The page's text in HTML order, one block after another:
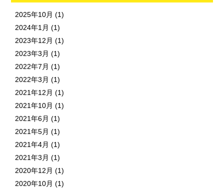
2025年10月 (1)
2024年1月 (1)
2023年12月 (1)
2023年3月 (1)
2022年7月 (1)
2022年3月 (1)
2021年12月 (1)
2021年10月 (1)
2021年6月 (1)
2021年5月 (1)
2021年4月 (1)
2021年3月 (1)
2020年12月 (1)
2020年10月 (1)